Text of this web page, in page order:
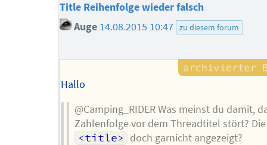
Title Reihenfolge wieder falsch
Auge 14.08.2015 10:47 zu diesem forum
Hallo
@Camping_RIDER Was meinst du damit,
Zahlenfolge vor dem Threadtitel stört?
<title> doch garnicht angezeigt?